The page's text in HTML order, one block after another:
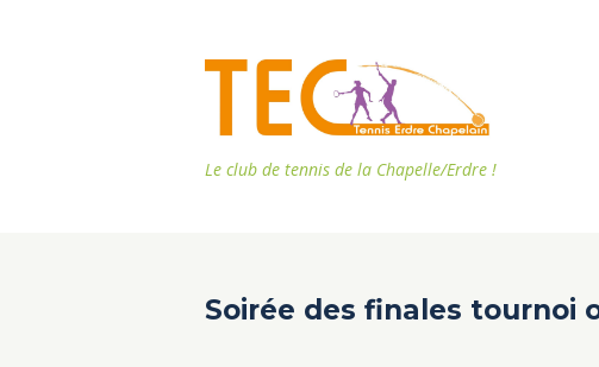
Le club de tennis de la Chapelle/Erdre !
Soirée des finales tournoi